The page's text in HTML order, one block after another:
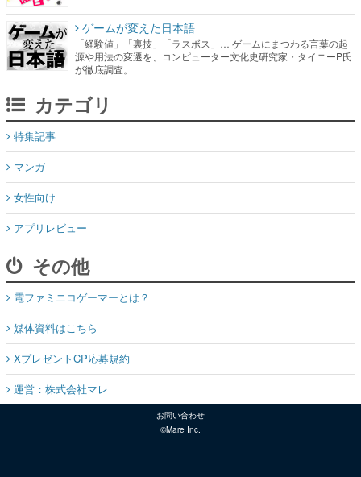
ゲームが変えた日本語
「経験値」「裏技」「ラスボス」… ゲームにまつわる言葉の起
源や用法の変遷を、コンピューター文化史研究家・タイニーP氏
が徹底調査。
カテゴリ
特集記事
マンガ
女性向け
アプリレビュー
その他
電ファミニコゲーマーとは？
媒体資料はこちら
XプレゼントCP応募規約
運営：株式会社マレ
お問い合わせ
©Mare Inc.